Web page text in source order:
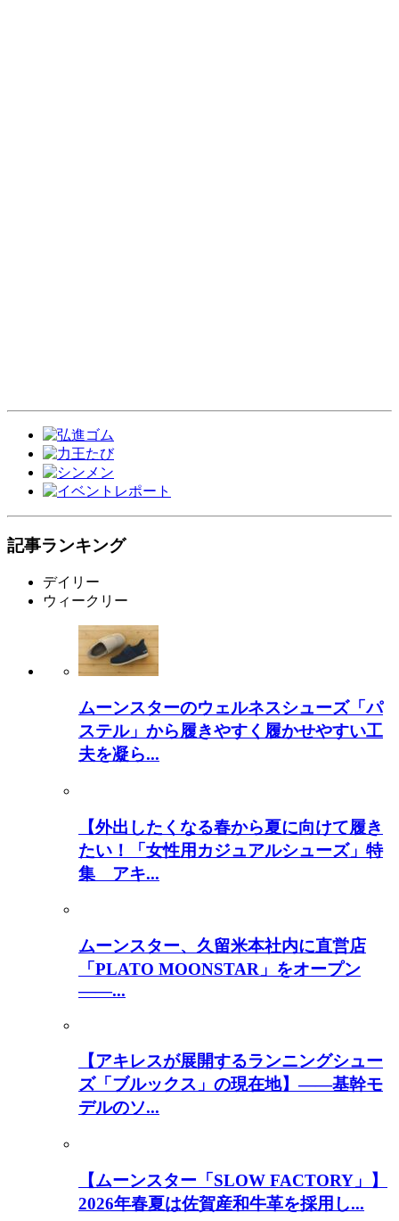
記事ランキング
デイリー
ウィークリー
ムーンスターのウェルネスシューズ「パ
ステル」から履きやすく履かせやすい工
夫を凝ら...
【外出したくなる春から夏に向けて履き
たい！「女性用カジュアルシューズ」特
集 アキ...
ムーンスター、久留米本社内に直営店
「PLATO MOONSTAR」をオープン
――...
【アキレスが展開するランニングシュー
ズ「ブルックス」の現在地】――基幹モ
デルのソ...
【ムーンスター「SLOW FACTORY」】
2026年春夏は佐賀産和牛革を採用し...